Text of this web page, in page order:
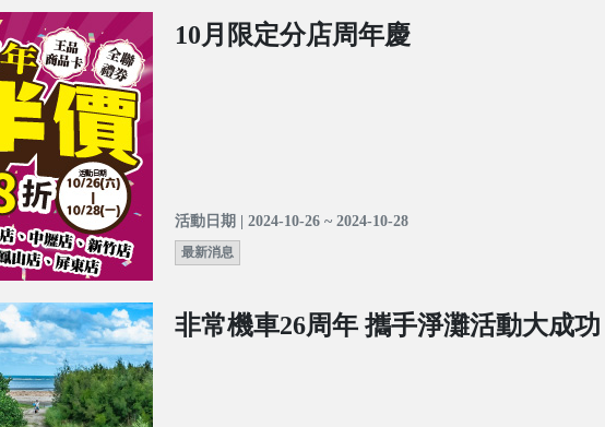
10月限定分店周年慶
活動日期 | 2024-10-26 ~ 2024-10-28
最新消息
非常機車26周年 攜手淨灘活動大成功